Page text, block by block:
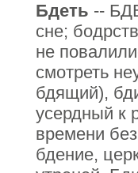
Бдеть --
сне;
не
смотреть
бдящий),
усердный к
времени
бдение,